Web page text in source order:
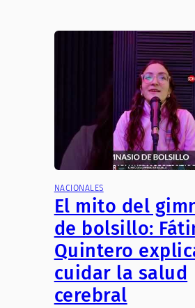
NACIONALES
El mito del
de bolsillo:
Quintero
cuidar la salud
cerebral